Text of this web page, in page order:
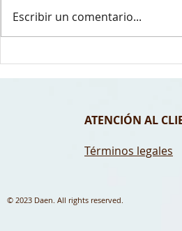
con cera en invierno (y cómo
Escribir un comentario...
ATENCIÓN AL
Términos legales
© 2023 Daen. All rights reserved.